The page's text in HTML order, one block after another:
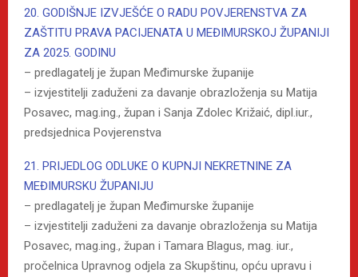
20. GODIŠNJE IZVJEŠĆE O RADU POVJERENSTVA ZA
ZAŠTITU PRAVA PACIJENATA U MEĐIMURSKOJ ŽUPANIJI
ZA 2025. GODINU
– predlagatelj je župan Međimurske županije
– izvjestitelji zaduženi za davanje obrazloženja su Matija
Posavec, mag.ing., župan i Sanja Zdolec Križaić, dipl.iur.,
predsjednica Povjerenstva
21. PRIJEDLOG ODLUKE O KUPNJI NEKRETNINE ZA
MEĐIMURSKU ŽUPANIJU
– predlagatelj je župan Međimurske županije
– izvjestitelji zaduženi za davanje obrazloženja su Matija
Posavec, mag.ing., župan i Tamara Blagus, mag. iur.,
pročelnica Upravnog odjela za Skupštinu, opću upravu i